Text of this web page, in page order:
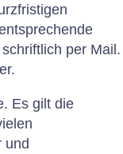
per Mail.
Es gilt die
und